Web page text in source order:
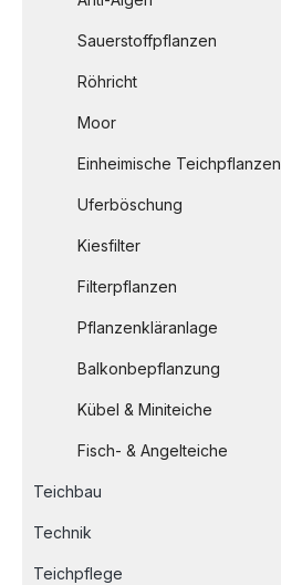
Sauerstoffpflanzen
Röhricht
Moor
Einheimische Teichpflanzen
Uferböschung
Kiesfilter
Filterpflanzen
Pflanzenkläranlage
Balkonbepflanzung
Kübel & Miniteiche
Fisch- & Angelteiche
Teichbau
Technik
Teichpflege